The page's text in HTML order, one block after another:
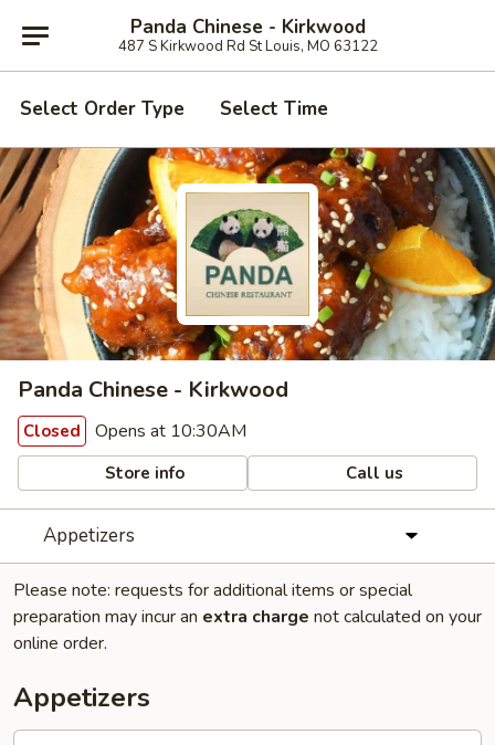
Panda Chinese - Kirkwood
487 S Kirkwood Rd St Louis, MO 63122
Select Order Type Select Time
Panda Chinese - Kirkwood
Closed Opens at 10:30AM
Store info Call us
Appetizers
Please note: requests for additional items or special
preparation may incur an extra charge not calculated on your
online order.
Appetizers